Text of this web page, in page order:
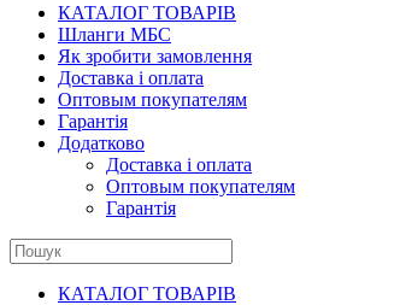
КАТАЛОГ ТОВАРІВ
Шланги МБС
Як зробити замовлення
Доставка і оплата
Оптовым покупателям
Гарантія
Додатково
Доставка і оплата
Оптовым покупателям
Гарантія
КАТАЛОГ ТОВАРІВ